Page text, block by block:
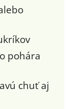
pohára
chuť aj